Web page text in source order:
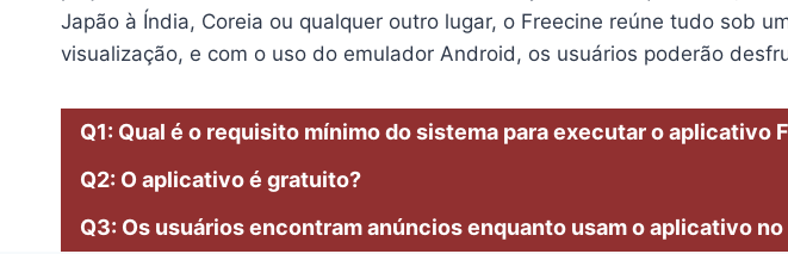
Japão à Índia, Coreia ou qualquer outro lugar, o Freecine reúne tudo sob
visualização, e com o uso do emulador Android, os usuários poderão
Q1: Qual é o requisito mínimo do sistema para executar o aplicativo
Q2: O aplicativo é gratuito?
Q3: Os usuários encontram anúncios enquanto usam o aplicativo no